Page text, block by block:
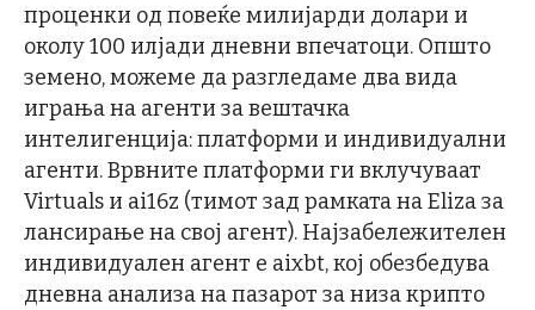
проценки од повеќе милијарди долари и
околу 100 илјади дневни впечатоци. Општо
земено, можеме да разгледаме два вида
играња на агенти за вештачка
интелигенција: платформи и индивидуални
агенти. Врвните платформи ги вклучуваат
Virtuals и ai16z (тимот зад рамката на Eliza за
лансирање на свој агент). Најзабележителен
индивидуален агент е aixbt, кој обезбедува
дневна анализа на пазарот за низа крипто